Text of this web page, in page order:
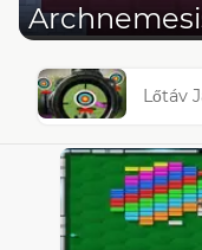
Lőtáv